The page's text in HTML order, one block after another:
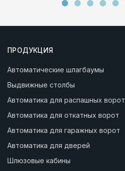
ПРОДУКЦИЯ
Автоматические шлагбаумы
Выдвижные столбы
Автоматика для распашных ворот
Автоматика для откатных ворот
Автоматика для гаражных ворот
Автоматика для дверей
Шлюзовые кабины